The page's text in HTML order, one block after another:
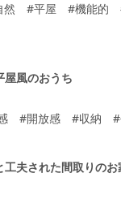
然 #平屋 #機能的
屋風のおうち
#開放感 #収納 #
夫された間取りのお